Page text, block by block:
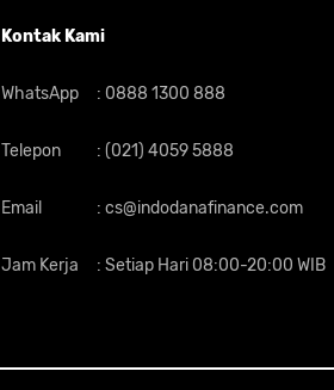
Kontak Kami
WhatsApp : 0888 1300 888
Telepon : (021) 4059 5888
Email : cs@indodanafinance.com
Jam Kerja : Setiap Hari 08:00-20:00 WIB